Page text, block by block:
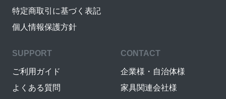
特定商取引に基づく表記
個人情報保護方針
SUPPORT
ご利用ガイド
よくある質問
CONTACT
企業様・自治体様
家具関連会社様